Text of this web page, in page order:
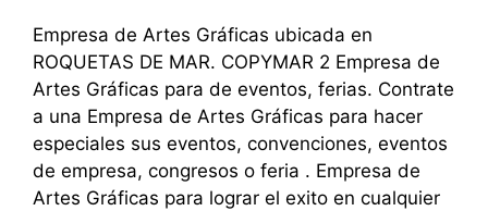
Empresa de Artes Gráficas ubicada en
ROQUETAS DE MAR. COPYMAR 2 Empresa de
Artes Gráficas para de eventos, ferias. Contrate
a una Empresa de Artes Gráficas para hacer
especiales sus eventos, convenciones, eventos
de empresa, congresos o feria . Empresa de
Artes Gráficas para lograr el exito en cualquier